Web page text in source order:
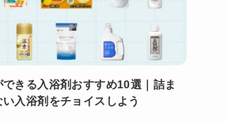
きる入浴剤おすすめ10選｜詰ま
い入浴剤をチョイスしよう